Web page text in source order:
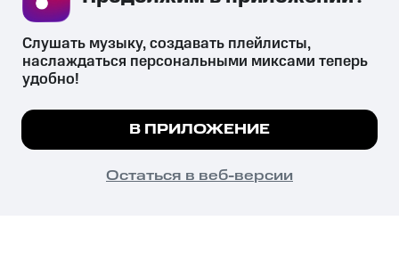
психотропных веществ, их аналогов причиняет вред здоровью,
их незаконный оборот запрещён и влечёт установленную
законодательством ответственность.
© 2026 ООО «КИОН».
Все права защищены
Мы используем куки, чтобы на сайте все
Подробнее
ПОНЯТНО
Слушать музыку, создавать плейлисты,
наслаждаться персональными миксами теперь
удобно!
В ПРИЛОЖЕНИЕ
Остаться в веб-версии